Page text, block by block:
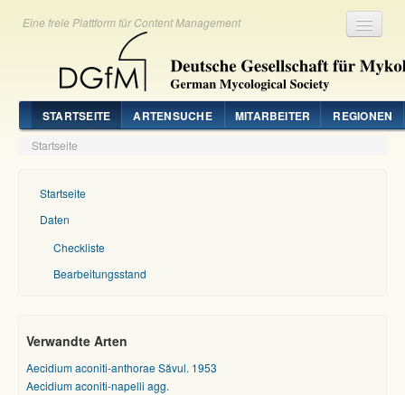
Eine freie Plattform für Content Management
STARTSEITE ARTENSUCHE MITARBEITER REGIONEN
Startseite
Startseite
Daten
Checkliste
Bearbeitungsstand
Verwandte Arten
Aecidium aconiti-anthorae Săvul. 1953
Aecidium aconiti-napelli agg.